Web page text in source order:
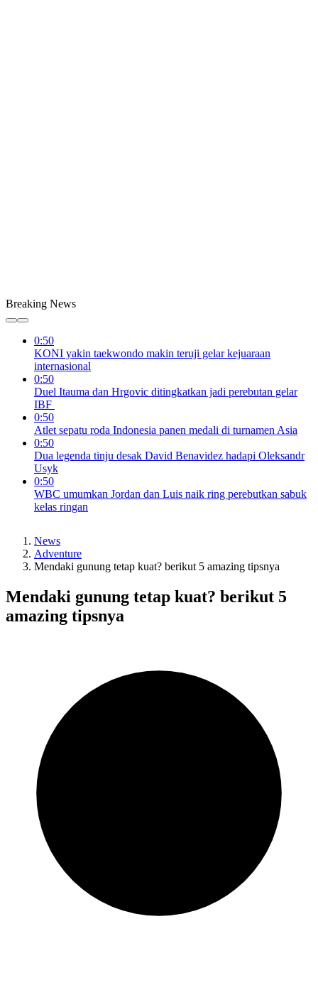
Breaking News
0:50
KONI yakin taekwondo makin teruji gelar kejuaraan
internasional
0:50
Duel Itauma dan Hrgovic ditingkatkan jadi perebutan gelar
IBF
0:50
Atlet sepatu roda Indonesia panen medali di turnamen Asia
0:50
Dua legenda tinju desak David Benavidez hadapi Oleksandr
Usyk
0:50
WBC umumkan Jordan dan Luis naik ring perebutkan sabuk
kelas ringan
News
Adventure
Mendaki gunung tetap kuat? berikut 5 amazing tipsnya
Mendaki gunung tetap kuat? berikut 5
amazing tipsnya